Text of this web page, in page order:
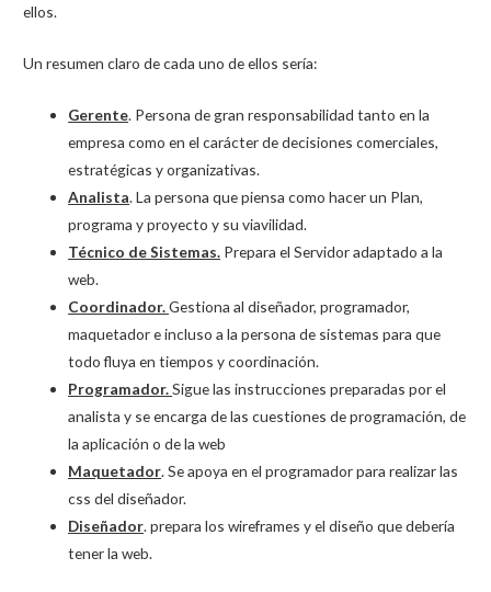
ellos.
Un resumen claro de cada uno de ellos sería:
Gerente. Persona de gran responsabilidad tanto en la
empresa como en el carácter de decisiones comerciales,
estratégicas y organizativas.
Analista. La persona que piensa como hacer un Plan,
programa y proyecto y su viavilidad.
Técnico de Sistemas. Prepara el Servidor adaptado a la
web.
Coordinador.Gestiona al diseñador, programador,
maquetador e incluso a la persona de sistemas para que
todo fluya en tiempos y coordinación.
Programador.Sigue las instrucciones preparadas por el
analista y se encarga de las cuestiones de programación, de
la aplicación o de la web
Maquetador. Se apoya en el programador para realizar las
css del diseñador.
Diseñador. prepara los wireframes y el diseño que debería
tener la web.